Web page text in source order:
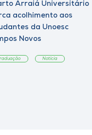
Arraiá Universitário
acolhimento aos
da Unoesc
Novos
Notícia